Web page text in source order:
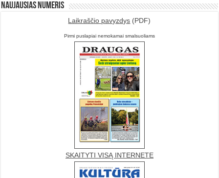
Naujausias numeris
Laikraščio pavyzdys (PDF)
Pirmi puslapiai nemokamai smalsuoliams
SKAITYTI VISĄ INTERNETE